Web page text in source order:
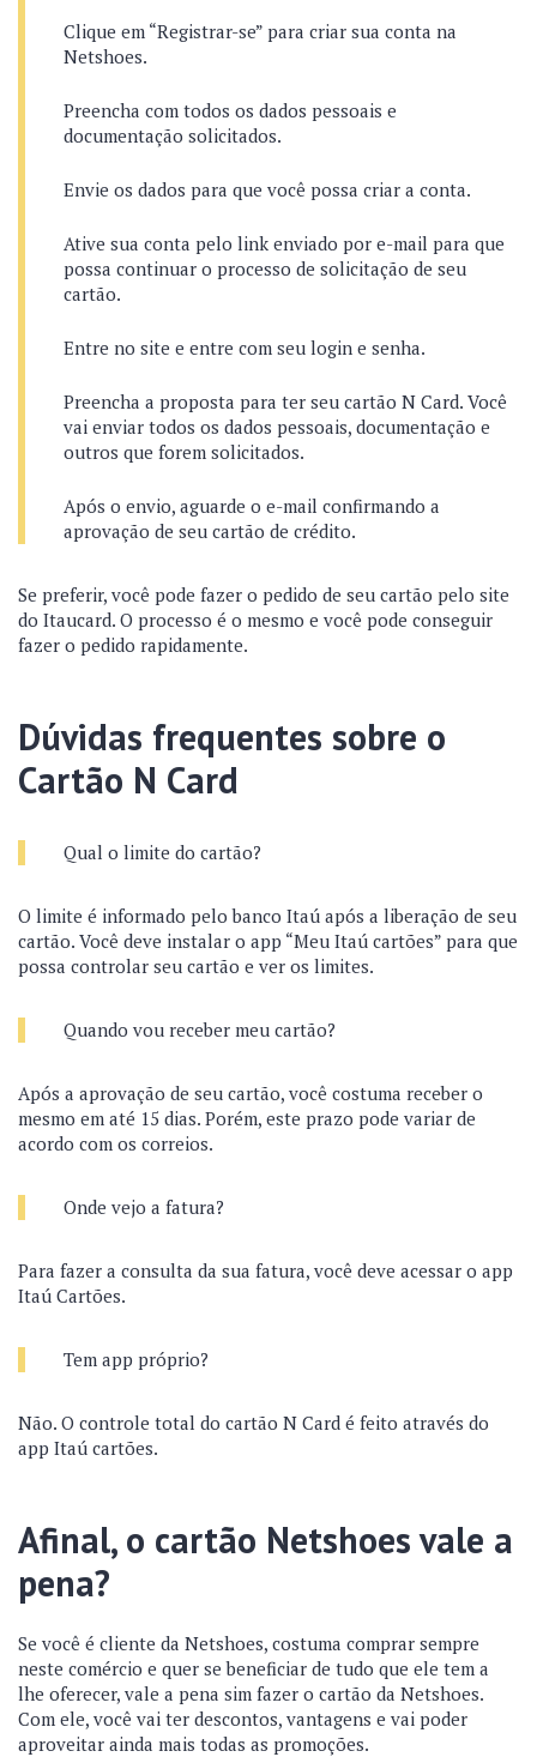
Clique em “Registrar-se” para criar sua conta na
Netshoes.
Preencha com todos os dados pessoais e
documentação solicitados.
Envie os dados para que você possa criar a conta.
Ative sua conta pelo link enviado por e-mail para que
possa continuar o processo de solicitação de seu
cartão.
Entre no site e entre com seu login e senha.
Preencha a proposta para ter seu cartão N Card. Você
vai enviar todos os dados pessoais, documentação e
outros que forem solicitados.
Após o envio, aguarde o e-mail confirmando a
aprovação de seu cartão de crédito.
Se preferir, você pode fazer o pedido de seu cartão pelo site
do Itaucard. O processo é o mesmo e você pode conseguir
fazer o pedido rapidamente.
Dúvidas frequentes sobre o
Cartão N Card
Qual o limite do cartão?
O limite é informado pelo banco Itaú após a liberação de seu
cartão. Você deve instalar o app “Meu Itaú cartões” para que
possa controlar seu cartão e ver os limites.
Quando vou receber meu cartão?
Após a aprovação de seu cartão, você costuma receber o
mesmo em até 15 dias. Porém, este prazo pode variar de
acordo com os correios.
Onde vejo a fatura?
Para fazer a consulta da sua fatura, você deve acessar o app
Itaú Cartões.
Tem app próprio?
Não. O controle total do cartão N Card é feito através do
app Itaú cartões.
Afinal, o cartão Netshoes vale a
pena?
Se você é cliente da Netshoes, costuma comprar sempre
neste comércio e quer se beneficiar de tudo que ele tem a
lhe oferecer, vale a pena sim fazer o cartão da Netshoes.
Com ele, você vai ter descontos, vantagens e vai poder
aproveitar ainda mais todas as promoções.